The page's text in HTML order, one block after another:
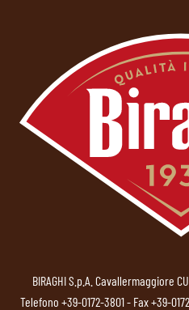
BIRAGHI S.p.A. Cavallermaggiore
Telefono +39-0172-3801- Fax +39-